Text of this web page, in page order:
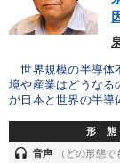
世界規模の半導体
境や産業はどうな
が日本と世界の半導
形 態
headset 音声 （どの形態で